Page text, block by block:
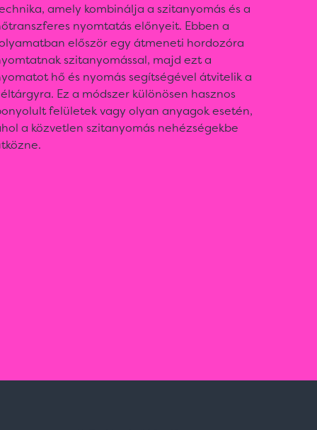
amely kombinálja a szitanyomás és a
nyomtatás előnyeit. Ebben a
először egy átmeneti hordozóra
szitanyomással, majd ezt a
hő és nyomás segítségével átvitelik a
Ez a módszer különösen hasznos
felületek vagy olyan anyagok esetén,
a közvetlen szitanyomás nehézségekbe